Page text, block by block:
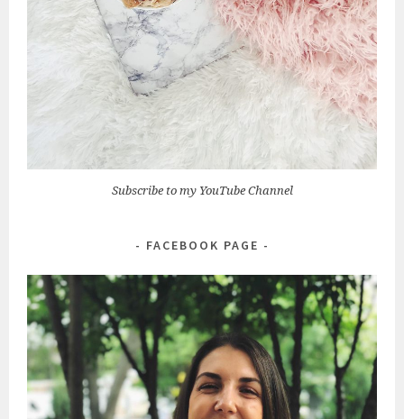
Subscribe to my YouTube Channel
FACEBOOK PAGE